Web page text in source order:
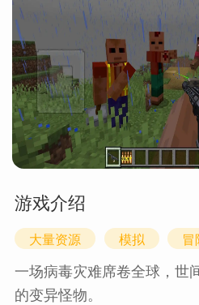
游戏介绍
大量资源 模拟 冒
一场病毒灾难席卷全球，世
的变异怪物。